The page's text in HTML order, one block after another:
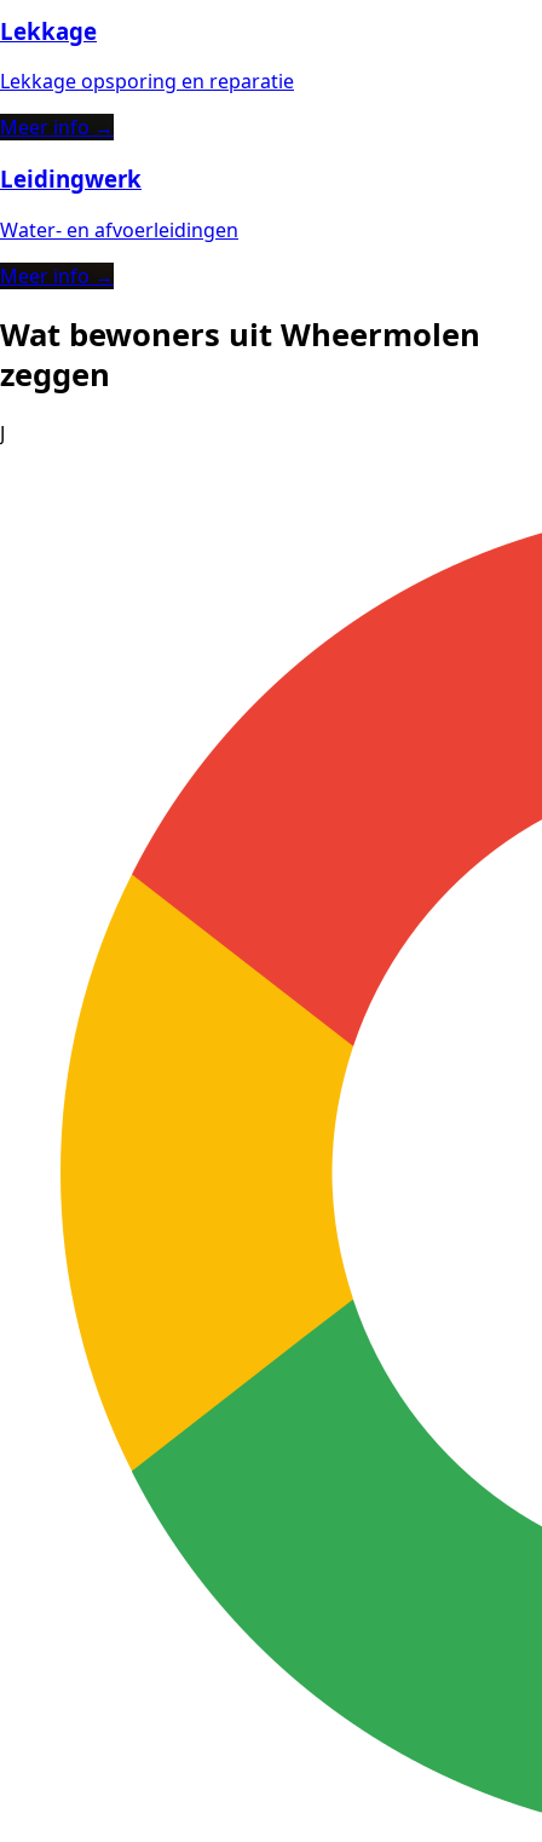
Lekkage
Lekkage opsporing en reparatie
Meer info →
Leidingwerk
Water- en afvoerleidingen
Meer info →
Wat bewoners uit Wheermolen
zeggen
J